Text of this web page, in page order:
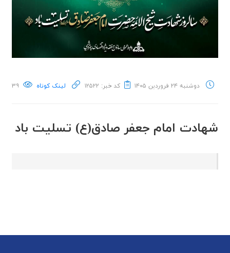
دوشنبه ۲۴ فروردین ۱۴۰۵ کد خبر: ۱۲۵۲۲ لینک کوتاه ۳۹
شهادت امام جعفر صادق(ع) تسلیت باد